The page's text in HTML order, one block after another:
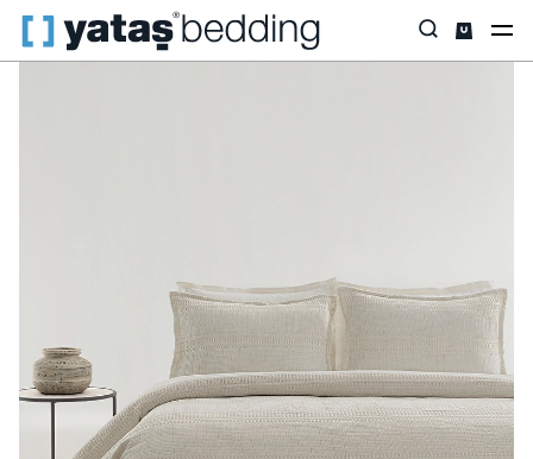
Anasayfa Ev Tekstili Tüm Ev Tekstili Yatak Örtüsü & Seti Flip